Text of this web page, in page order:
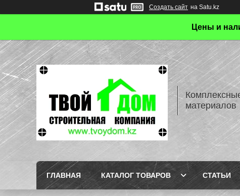
Создать сайт на Satu.kz
Цены и
материалов
ГЛАВНАЯ КАТАЛОГ ТОВАРОВ СТАТЬИ